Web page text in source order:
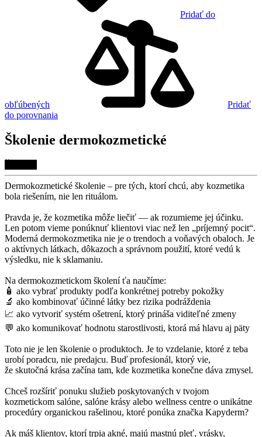
Pridať do
obľúbených
Pridať
do porovnania
Školenie dermokozmetické
Dermokozmetické školenie – pre tých, ktorí chcú, aby kozmetika
bola riešením, nie len rituálom.
Pravda je, že kozmetika môže liečiť — ak rozumieme jej účinku.
Len potom vieme ponúknuť klientovi viac než len „príjemný pocit“.
Moderná dermokozmetika nie je o trendoch a voňavých obaloch. Je
o aktívnych látkach, dôkazoch a správnom použití, ktoré vedú k
výsledku, nie k sklamaniu.
Na dermokozmetickom školení ťa naučíme:
🧴 ako vybrať produkty podľa konkrétnej potreby pokožky
🔬 ako kombinovať účinné látky bez rizika podráždenia
📈 ako vytvoriť systém ošetrení, ktorý prináša viditeľné zmeny
💬 ako komunikovať hodnotu starostlivosti, ktorá má hlavu aj päty
Toto nie je len školenie o produktoch. Je to vzdelanie, ktoré z teba
urobí poradcu, nie predajcu. Buď profesionál, ktorý vie,
že skutočná krása začína tam, kde kozmetika konečne dáva zmysel.
Chceš rozšíriť ponuku služieb poskytovaných v tvojom
kozmetickom salóne, salóne krásy alebo wellness centre o unikátne
procedúry organickou rašelinou, ktoré ponúka značka Kapyderm?
Ak máš klientov, ktorí trpia akné, majú mastnú pleť, vrásky,